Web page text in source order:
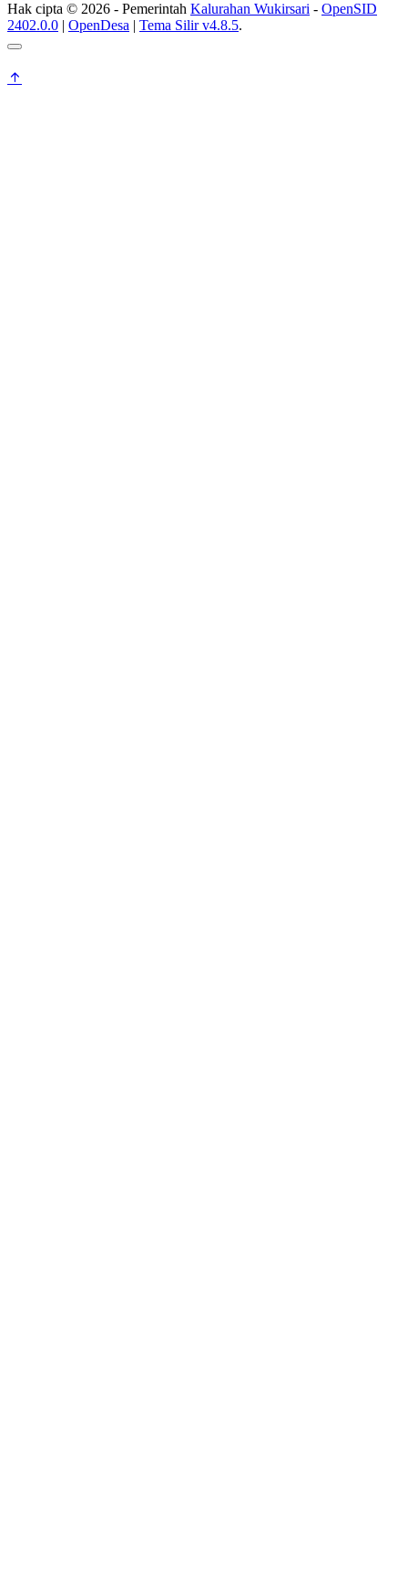
Hak cipta © 2026 - Pemerintah Kalurahan Wukirsari - OpenSID
2402.0.0 | OpenDesa | Tema Silir v4.8.5.